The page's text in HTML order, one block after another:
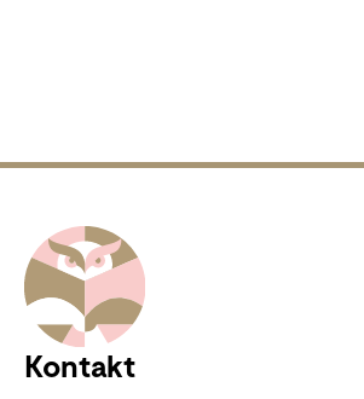
Kontakt